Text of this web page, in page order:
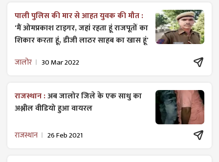
पाली पुलिस की मार से आहत युवक की मौत :
'मैं ओमप्रकाश टाइगर, जहां रहता हूं राजपूतों का
शिकार करता हूं, डीजी लाठर साहब का खास हूं'
जालोर 30 Mar 2022
राजस्थान :अब जालोर जिले के एक साधु का
अश्लील वीडियो हुआ वायरल
राजस्थान 26 Feb 2021